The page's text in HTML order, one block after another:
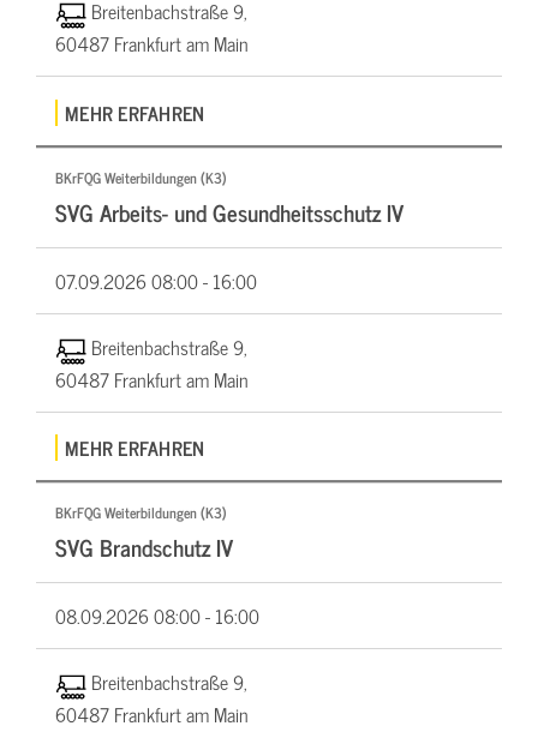
Breitenbachstraße 9,
60487 Frankfurt am Main
MEHR ERFAHREN
BKrFQG Weiterbildungen (K3)
SVG Arbeits- und Gesundheitsschutz IV
07.09.202608:00 - 16:00
Breitenbachstraße 9,
60487 Frankfurt am Main
MEHR ERFAHREN
BKrFQG Weiterbildungen (K3)
SVG Brandschutz IV
08.09.202608:00 - 16:00
Breitenbachstraße 9,
60487 Frankfurt am Main